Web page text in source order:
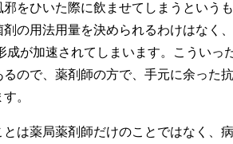
邪をひいた際に飲ませてしまうという
剤の用法用量を決められるわけはなく
成が加速されてしまいます。こういっ
るので、薬剤師の方で、手元に余った
。
とは薬局薬剤師だけのことではなく、